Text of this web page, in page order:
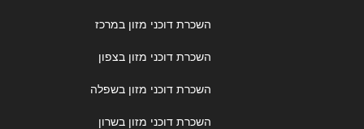
השכרת דוכני מזון במרכז
השכרת דוכני מזון בצפון
השכרת דוכני מזון בשפלה
השכרת דוכני מזון בשרון